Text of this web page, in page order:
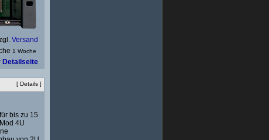
Versand
1 Woche
Detailseite
[Details ]
bis zu 15
4U